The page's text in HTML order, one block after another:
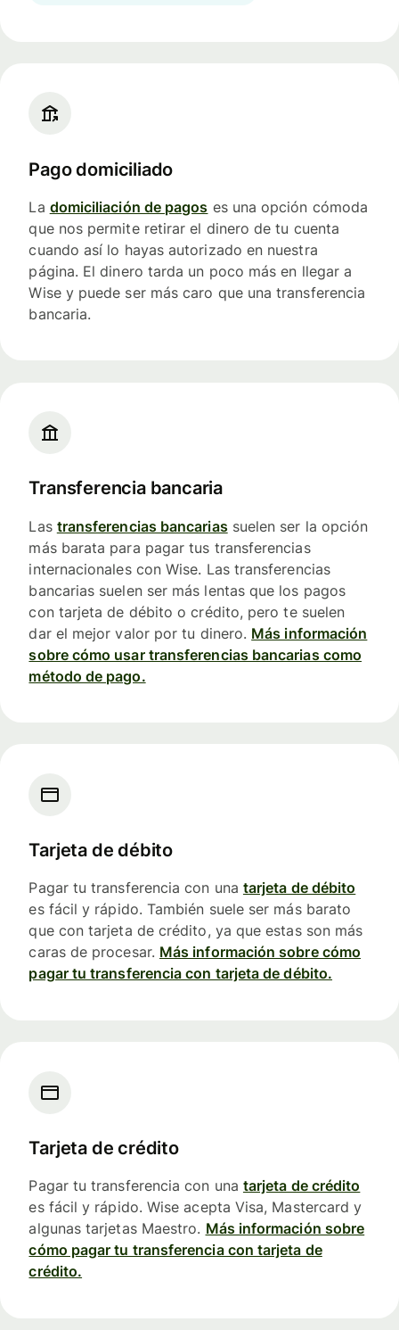
Pago domiciliado
La domiciliación de pagos es una opción cómoda
que nos permite retirar el dinero de tu cuenta
cuando así lo hayas autorizado en nuestra
página. El dinero tarda un poco más en llegar a
Wise y puede ser más caro que una transferencia
bancaria.
Transferencia bancaria
Las transferencias bancariassuelen ser la opción
más barata para pagar tus transferencias
internacionales con Wise. Las transferencias
bancarias suelen ser más lentas que los pagos
con tarjeta de débito o crédito, pero te suelen
dar el mejor valor por tu dinero. Más información
sobre cómo usar transferencias bancarias como
método de pago.
Tarjeta de débito
Pagar tu transferencia con una tarjeta de débito
es fácil y rápido. También suele ser más barato
que con tarjeta de crédito, ya que estas son más
caras de procesar. Más información sobre cómo
pagar tu transferencia con tarjeta de débito.
Tarjeta de crédito
Pagar tu transferencia con una tarjeta de crédito
es fácil y rápido. Wise acepta Visa, Mastercard y
algunas tarjetas Maestro. Más información sobre
cómo pagar tu transferencia con tarjeta de
crédito.